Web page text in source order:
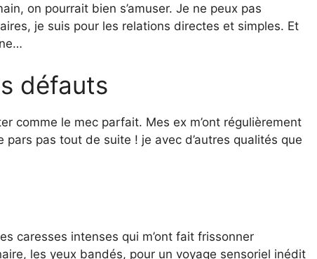
on pourrait bien s’amuser. Je ne peux pas
je suis pour les relations directes et simples. Et
défauts
comme le mec parfait. Mes ex m’ont régulièrement
pars pas tout de suite ! je avec d’autres qualités que
caresses intenses qui m’ont fait frissonner
les yeux bandés, pour un voyage sensoriel inédit